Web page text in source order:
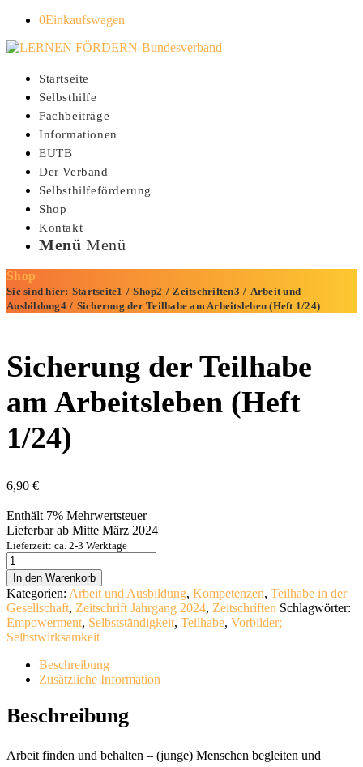
0Einkaufswagen
Startseite
Selbsthilfe
Fachbeiträge
Informationen
EUTB
Der Verband
Selbsthilfeförderung
Shop
Kontakt
Menü Menü
Shop
Sie sind hier: Startseite1 / Shop2 / Zeitschriften3 / Arbeit und
Ausbildung4 / Sicherung der Teilhabe am Arbeitsleben (Heft 1/24)
Sicherung der Teilhabe
am Arbeitsleben (Heft
1/24)
6,90 €
Enthält 7% Mehrwertsteuer
Lieferbar ab Mitte März 2024
Lieferzeit: ca. 2-3 Werktage
Sicherung
der
Teilhabe
am
Arbeitsleben
(Heft
1/24)
Menge
In den Warenkorb
Kategorien: Arbeit und Ausbildung, Kompetenzen, Teilhabe in der
Gesellschaft, Zeitschrift Jahrgang 2024, Zeitschriften Schlagwörter:
Empowerment, Selbstständigkeit, Teilhabe, Vorbilder;
Selbstwirksamkeit
Beschreibung
Zusätzliche Information
Beschreibung
Arbeit finden und behalten – (junge) Menschen begleiten und